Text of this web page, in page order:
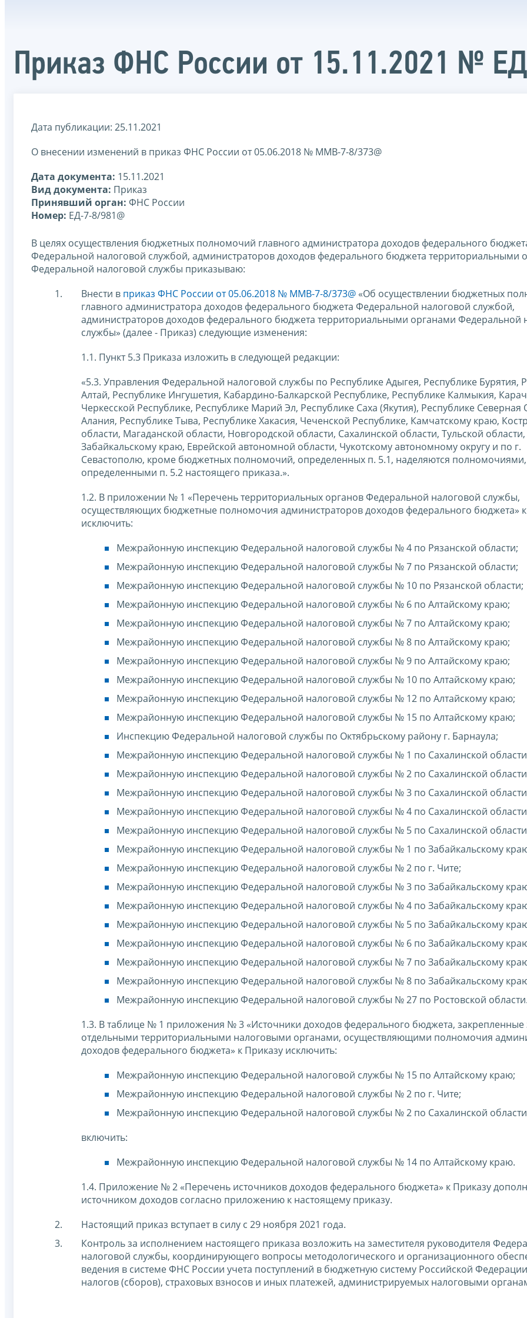
Приказ ФНС России от 15.11.2021 №
Дата публикации: 25.11.2021
О внесении изменений в приказ ФНС России от 05.06.2018 № ММВ-7-8/373@
Дата документа: 15.11.2021
Вид документа: Приказ
Принявший орган: ФНС России
Номер: ЕД-7-8/981@
В целях осуществления бюджетных полномочий главного администратора доходов федерального
Федеральной налоговой службой, администраторов доходов федерального бюджета территориальными
Федеральной налоговой службы приказываю:
Внести в приказ ФНС России от 05.06.2018 № ММВ-7-8/373@ «Об осуществлении бюджетных
главного администратора доходов федерального бюджета Федеральной налоговой службой,
администраторов доходов федерального бюджета территориальными органами Федеральной
службы» (далее - Приказ) следующие изменения:
1.1. Пункт 5.3 Приказа изложить в следующей редакции:
«5.3. Управления Федеральной налоговой службы по Республике Адыгея, Республике Бурятия,
Алтай, Республике Ингушетия, Кабардино-Балкарской Республике, Республике Калмыкия,
Черкесской Республике, Республике Марий Эл, Республике Саха (Якутия), Республике Северная
Алания, Республике Тыва, Республике Хакасия, Чеченской Республике, Камчатскому краю,
области, Магаданской области, Новгородской области, Сахалинской области, Тульской области,
Забайкальскому краю, Еврейской автономной области, Чукотскому автономному округу и по г.
Севастополю, кроме бюджетных полномочий, определенных п. 5.1, наделяются полномочиями,
определенными п. 5.2 настоящего приказа.».
1.2. В приложении № 1 «Перечень территориальных органов Федеральной налоговой службы,
осуществляющих бюджетные полномочия администраторов доходов федерального бюджета»
исключить:
Межрайонную инспекцию Федеральной налоговой службы № 4 по Рязанской области;
Межрайонную инспекцию Федеральной налоговой службы № 7 по Рязанской области;
Межрайонную инспекцию Федеральной налоговой службы № 10 по Рязанской области;
Межрайонную инспекцию Федеральной налоговой службы № 6 по Алтайскому краю;
Межрайонную инспекцию Федеральной налоговой службы № 7 по Алтайскому краю;
Межрайонную инспекцию Федеральной налоговой службы № 8 по Алтайскому краю;
Межрайонную инспекцию Федеральной налоговой службы № 9 по Алтайскому краю;
Межрайонную инспекцию Федеральной налоговой службы № 10 по Алтайскому краю;
Межрайонную инспекцию Федеральной налоговой службы № 12 по Алтайскому краю;
Межрайонную инспекцию Федеральной налоговой службы № 15 по Алтайскому краю;
Инспекцию Федеральной налоговой службы по Октябрьскому району г. Барнаула;
Межрайонную инспекцию Федеральной налоговой службы № 1 по Сахалинской
Межрайонную инспекцию Федеральной налоговой службы № 2 по Сахалинской
Межрайонную инспекцию Федеральной налоговой службы № 3 по Сахалинской
Межрайонную инспекцию Федеральной налоговой службы № 4 по Сахалинской
Межрайонную инспекцию Федеральной налоговой службы № 5 по Сахалинской
Межрайонную инспекцию Федеральной налоговой службы № 1 по Забайкальскому
Межрайонную инспекцию Федеральной налоговой службы № 2 по г. Чите;
Межрайонную инспекцию Федеральной налоговой службы № 3 по Забайкальскому
Межрайонную инспекцию Федеральной налоговой службы № 4 по Забайкальскому
Межрайонную инспекцию Федеральной налоговой службы № 5 по Забайкальскому
Межрайонную инспекцию Федеральной налоговой службы № 6 по Забайкальскому
Межрайонную инспекцию Федеральной налоговой службы № 7 по Забайкальскому
Межрайонную инспекцию Федеральной налоговой службы № 8 по Забайкальскому
Межрайонную инспекцию Федеральной налоговой службы № 27 по Ростовской
1.3. В таблице № 1 приложения № 3 «Источники доходов федерального бюджета, закрепленные
отдельными территориальными налоговыми органами, осуществляющими полномочия
доходов федерального бюджета» к Приказу исключить:
Межрайонную инспекцию Федеральной налоговой службы № 15 по Алтайскому краю;
Межрайонную инспекцию Федеральной налоговой службы № 2 по г. Чите;
Межрайонную инспекцию Федеральной налоговой службы № 2 по Сахалинской
включить:
Межрайонную инспекцию Федеральной налоговой службы № 14 по Алтайскому краю.
1.4. Приложение № 2 «Перечень источников доходов федерального бюджета» к Приказу
источником доходов согласно приложению к настоящему приказу.
Настоящий приказ вступает в силу с 29 ноября 2021 года.
Контроль за исполнением настоящего приказа возложить на заместителя руководителя
налоговой службы, координирующего вопросы методологического и организационного
ведения в системе ФНС России учета поступлений в бюджетную систему Российской
налогов (сборов), страховых взносов и иных платежей, администрируемых налоговыми